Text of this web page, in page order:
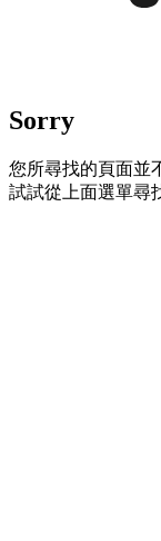
Sorry
您所尋找的頁面並
試試從上面選單尋